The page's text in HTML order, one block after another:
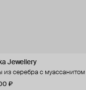
Jewellery
из серебра с муассанитом
₽